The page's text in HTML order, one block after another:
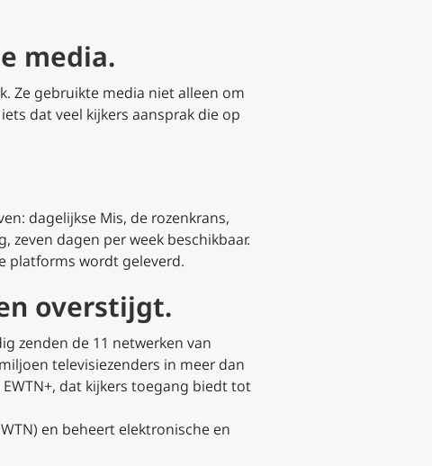
media.
Ze gebruikte media niet alleen om
dat veel kijkers aansprak die op
dagelijkse Mis, de rozenkrans,
dagen per week beschikbaar.
platforms wordt geleverd.
overstijgt.
zenden de 11 netwerken van
televisiezenders in meer dan
dat kijkers toegang biedt tot
en beheert elektronische en